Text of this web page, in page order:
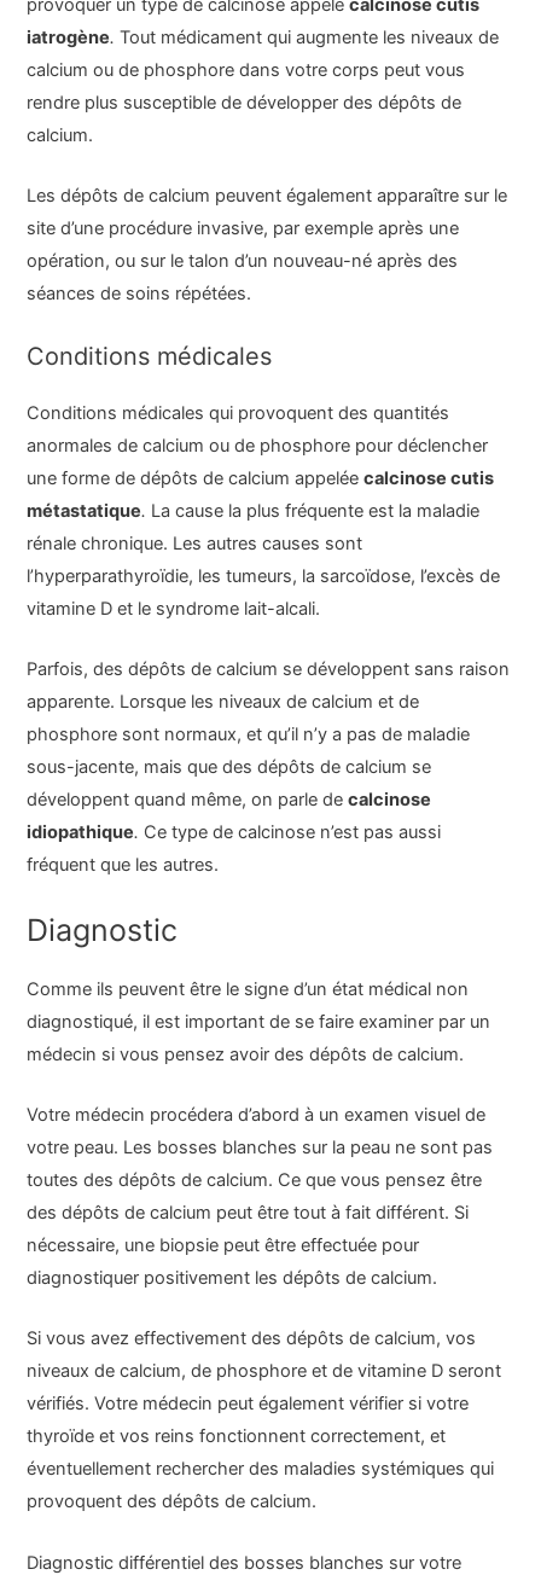
provoquer un type de calcinose appelécalcinose cutis
iatrogène.Tout médicament qui augmente les niveaux de
calcium ou de phosphore dans votre corps peut vous
rendre plus susceptible de développer des dépôts de
calcium.
Les dépôts de calcium peuvent également apparaître sur le
site d’une procédure invasive, par exemple après une
opération, ou sur le talon d’un nouveau-né après des
séances de soins répétées.
Conditions médicales
Conditions médicales qui provoquent des quantités
anormales de calcium ou de phosphore pour déclencher
une forme de dépôts de calcium appeléecalcinose cutis
métastatique. La cause la plus fréquente est la maladie
rénale chronique. Les autres causes sont
l’hyperparathyroïdie, les tumeurs, la sarcoïdose, l’excès de
vitamine D et le syndrome lait-alcali.
Parfois, des dépôts de calcium se développent sans raison
apparente. Lorsque les niveaux de calcium et de
phosphore sont normaux, et qu’il n’y a pas de maladie
sous-jacente, mais que des dépôts de calcium se
développent quand même, on parle decalcinose
idiopathique. Ce type de calcinose n’est pas aussi
fréquent que les autres.
Diagnostic
Comme ils peuvent être le signe d’un état médical non
diagnostiqué, il est important de se faire examiner par un
médecin si vous pensez avoir des dépôts de calcium.
Votre médecin procédera d’abord à un examen visuel de
votre peau. Les bosses blanches sur la peau ne sont pas
toutes des dépôts de calcium. Ce que vous pensez être
des dépôts de calcium peut être tout à fait différent. Si
nécessaire, une biopsie peut être effectuée pour
diagnostiquer positivement les dépôts de calcium.
Si vous avez effectivement des dépôts de calcium, vos
niveaux de calcium, de phosphore et de vitamine D seront
vérifiés. Votre médecin peut également vérifier si votre
thyroïde et vos reins fonctionnent correctement, et
éventuellement rechercher des maladies systémiques qui
provoquent des dépôts de calcium.
Diagnostic différentiel des bosses blanches sur votre